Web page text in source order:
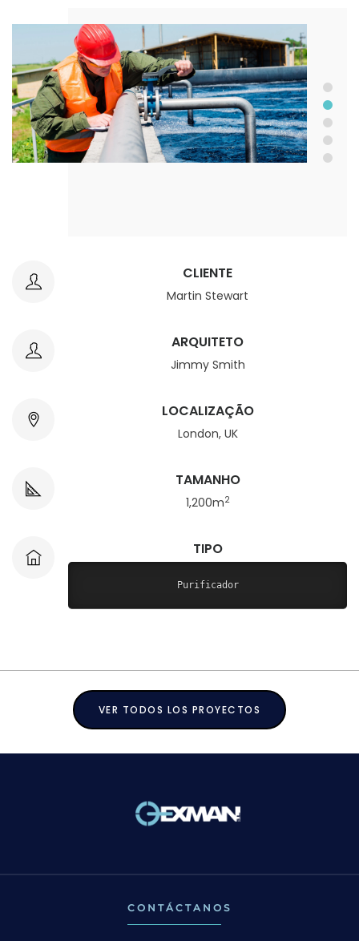
CLIENTE
Martin Stewart
ARQUITETO
Jimmy Smith
LOCALIZAÇÃO
London, UK
TAMANHO
1,200m2
TIPO
Purificador
VER TODOS LOS PROYECTOS
CONTÁCTANOS